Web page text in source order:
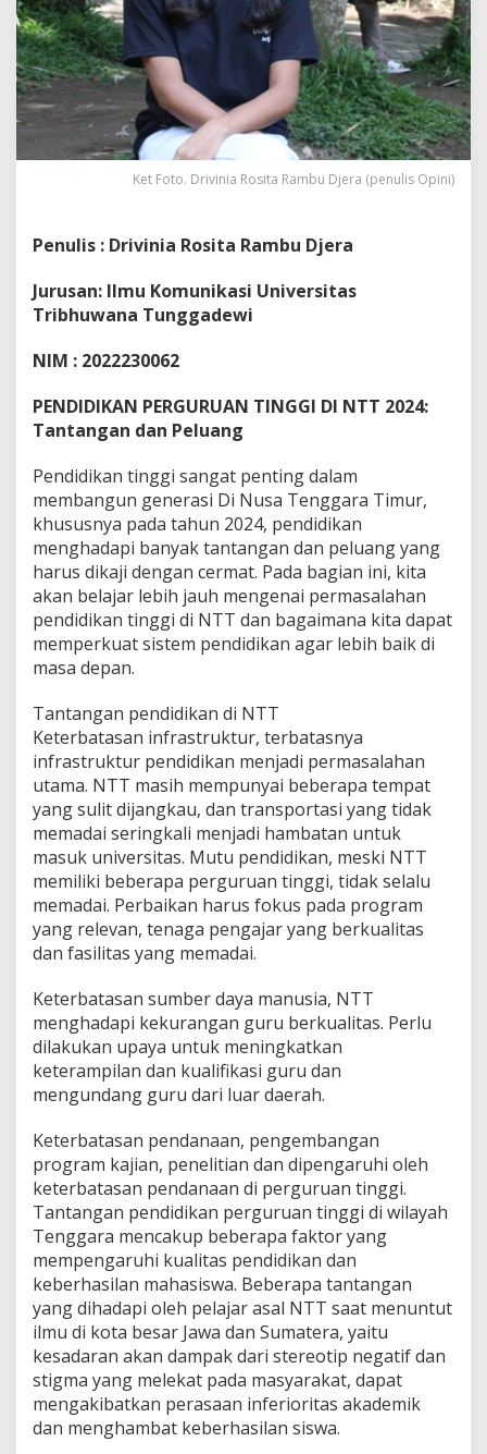
Ket Foto. Drivinia Rosita Rambu Djera (penulis Opini)
Penulis : Drivinia Rosita Rambu Djera
Jurusan: Ilmu Komunikasi Universitas
Tribhuwana Tunggadewi
NIM : 2022230062
PENDIDIKAN PERGURUAN TINGGI DI NTT 2024:
Tantangan dan Peluang
Pendidikan tinggi sangat penting dalam
membangun generasi Di Nusa Tenggara Timur,
khususnya pada tahun 2024, pendidikan
menghadapi banyak tantangan dan peluang yang
harus dikaji dengan cermat. Pada bagian ini, kita
akan belajar lebih jauh mengenai permasalahan
pendidikan tinggi di NTT dan bagaimana kita dapat
memperkuat sistem pendidikan agar lebih baik di
masa depan.
Tantangan pendidikan di NTT
Keterbatasan infrastruktur, terbatasnya
infrastruktur pendidikan menjadi permasalahan
utama. NTT masih mempunyai beberapa tempat
yang sulit dijangkau, dan transportasi yang tidak
memadai seringkali menjadi hambatan untuk
masuk universitas. Mutu pendidikan, meski NTT
memiliki beberapa perguruan tinggi, tidak selalu
memadai. Perbaikan harus fokus pada program
yang relevan, tenaga pengajar yang berkualitas
dan fasilitas yang memadai.
Keterbatasan sumber daya manusia, NTT
menghadapi kekurangan guru berkualitas. Perlu
dilakukan upaya untuk meningkatkan
keterampilan dan kualifikasi guru dan
mengundang guru dari luar daerah.
Keterbatasan pendanaan, pengembangan
program kajian, penelitian dan dipengaruhi oleh
keterbatasan pendanaan di perguruan tinggi.
Tantangan pendidikan perguruan tinggi di wilayah
Tenggara mencakup beberapa faktor yang
mempengaruhi kualitas pendidikan dan
keberhasilan mahasiswa. Beberapa tantangan
yang dihadapi oleh pelajar asal NTT saat menuntut
ilmu di kota besar Jawa dan Sumatera, yaitu
kesadaran akan dampak dari stereotip negatif dan
stigma yang melekat pada masyarakat, dapat
mengakibatkan perasaan inferioritas akademik
dan menghambat keberhasilan siswa.